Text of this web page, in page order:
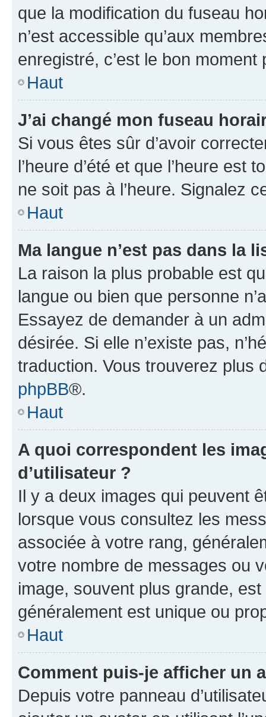
que la modification du fuseau
n’est accessible qu’aux
enregistré, c’est le bon moment
Haut
J’ai changé mon fuseau
Si vous êtes sûr d’avoir
l’heure d’été et que l’heure
ne soit pas à l’heure. Signalez
Haut
Ma langue n’est pas dans la
La raison la plus probable est
langue ou bien que personne
Essayez de demander à un
désirée. Si elle n’existe pas,
traduction. Vous trouverez plus
phpBB®.
Haut
A quoi correspondent les
d’utilisateur ?
Il y a deux images qui peuvent
lorsque vous consultez les
associée à votre rang,
votre nombre de messages ou
image, souvent plus grande,
généralement est unique ou
Haut
Comment puis-je afficher un
Depuis votre panneau